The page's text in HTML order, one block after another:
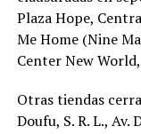
Plaza Hope,
Me Home (Nine
Center New
Otras tiendas
Doufu, S. R. L.,